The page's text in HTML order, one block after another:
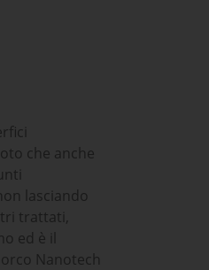
che anche
lasciando
trattati,
ed è il
Nanotech